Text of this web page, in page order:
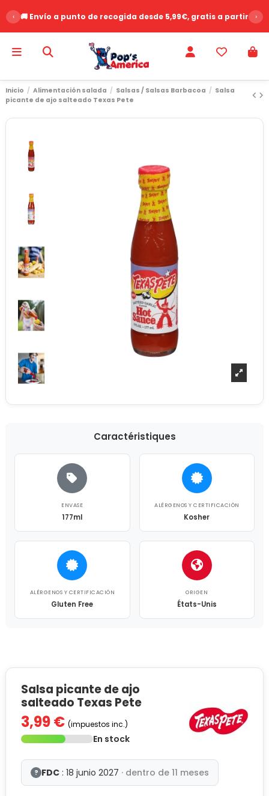
‹ 🚚 Envío a punto de recogida desde 5,99€, gratis a partir de
›
Inicio Alimentación salada Salsas / Salsas Barbacoa
Salsa
picante de ajo salteado Texas Pete
Caractéristiques
ENVASE
177ml
ALÉRGENOS Y CERTIFICACIÓN
Kosher
ALÉRGENOS Y CERTIFICACIÓN
Gluten Free
ORIGEN
États-Unis
Salsa picante de ajo
salteado Texas Pete
3,99 € (impuestos inc.)
En stock
? FDC : 18 junio 2027 · dentro de 11 meses